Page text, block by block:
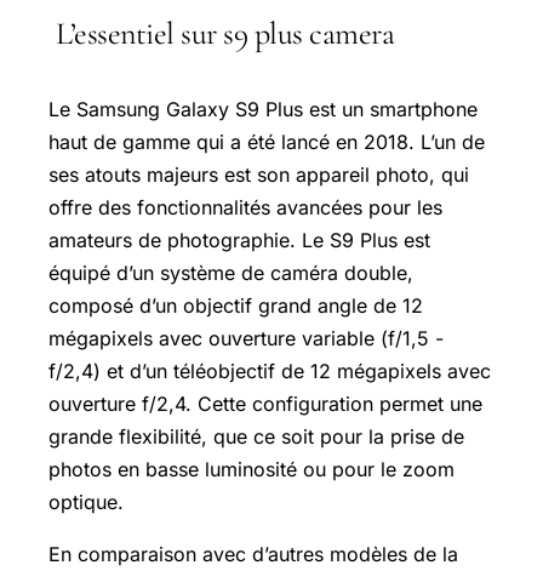
L’essentiel sur s9 plus camera
Le Samsung Galaxy S9 Plus est un smartphone
haut de gamme qui a été lancé en 2018. L’un de
ses atouts majeurs est son appareil photo, qui
offre des fonctionnalités avancées pour les
amateurs de photographie. Le S9 Plus est
équipé d’un système de caméra double,
composé d’un objectif grand angle de 12
mégapixels avec ouverture variable (f/1,5 -
f/2,4) et d’un téléobjectif de 12 mégapixels avec
ouverture f/2,4. Cette configuration permet une
grande flexibilité, que ce soit pour la prise de
photos en basse luminosité ou pour le zoom
optique.
En comparaison avec d’autres modèles de la